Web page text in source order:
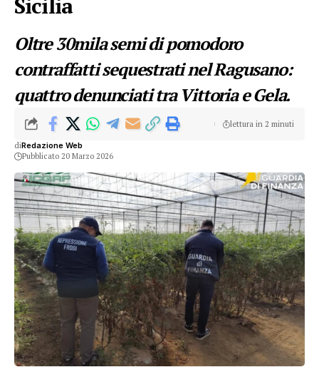
Sicilia
Oltre 30mila semi di pomodoro
contraffatti sequestrati nel Ragusano:
quattro denunciati tra Vittoria e Gela.
diRedazione Web
Pubblicato 20 Marzo 2026
lettura in 2 minuti